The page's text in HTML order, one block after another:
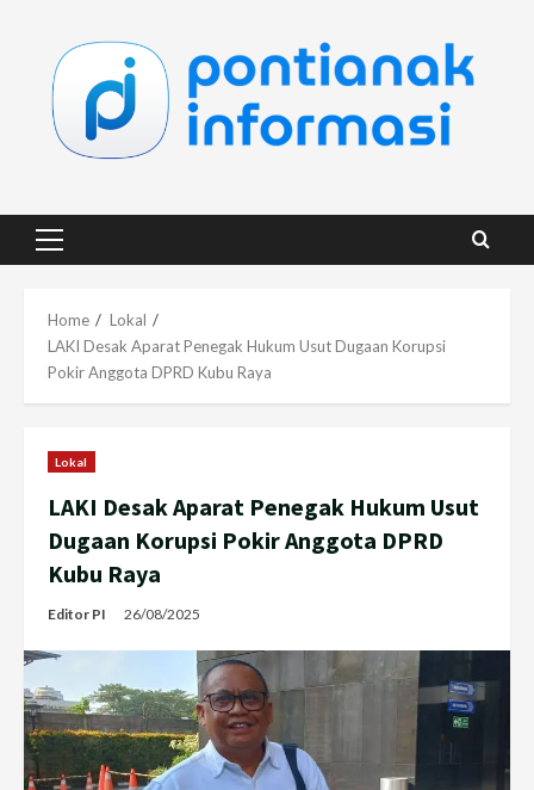
content
Primary
Home
Lokal
LAKI Desak Aparat Penegak Hukum Usut Dugaan Korupsi
Pokir Anggota DPRD Kubu Raya
Lokal
LAKI Desak Aparat Penegak Hukum Usut
Dugaan Korupsi Pokir Anggota DPRD
Kubu Raya
Editor PI 26/08/2025